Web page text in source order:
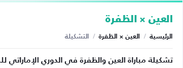
العين × الظفرة
الرئيسية / العين × الظفرة / التشكيلة